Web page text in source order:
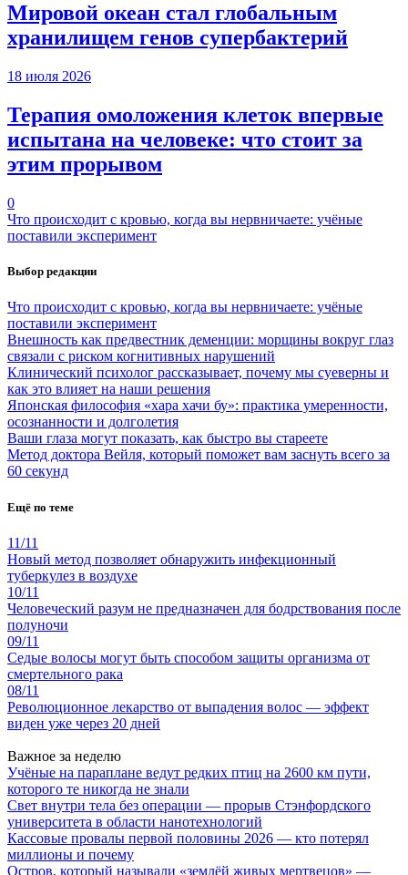
Мировой океан стал глобальным
хранилищем генов супербактерий
18 июля 2026
Терапия омоложения клеток впервые
испытана на человеке: что стоит за
этим прорывом
0
Что происходит с кровью, когда вы нервничаете: учёные
поставили эксперимент
Выбор редакции
Что происходит с кровью, когда вы нервничаете: учёные
поставили эксперимент
Внешность как предвестник деменции: морщины вокруг глаз
связали с риском когнитивных нарушений
Клинический психолог рассказывает, почему мы суеверны и
как это влияет на наши решения
Японская философия «хара хачи бу»: практика умеренности,
осознанности и долголетия
Ваши глаза могут показать, как быстро вы стареете
Метод доктора Вейля, который поможет вам заснуть всего за
60 секунд
Ещё по теме
11/11
Новый метод позволяет обнаружить инфекционный
туберкулез в воздухе
10/11
Человеческий разум не предназначен для бодрствования после
полуночи
09/11
Седые волосы могут быть способом защиты организма от
смертельного рака
08/11
Революционное лекарство от выпадения волос — эффект
виден уже через 20 дней
Важное за неделю
Учёные на параплане ведут редких птиц на 2600 км пути,
которого те никогда не знали
Свет внутри тела без операции — прорыв Стэнфордского
университета в области нанотехнологий
Кассовые провалы первой половины 2026 — кто потерял
миллионы и почему
Остров, который называли «землёй живых мертвецов» —